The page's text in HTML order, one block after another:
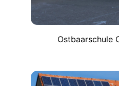
Ostbaarschule